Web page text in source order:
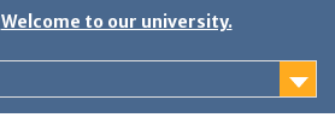
Welcome to our university.